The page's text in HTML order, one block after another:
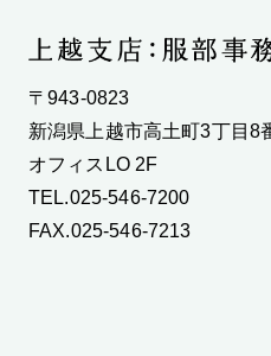
〒943-0823
新潟県上越市高土町3丁目8
オフィスLO 2F
TEL.025-546-7200
FAX.025-546-7213